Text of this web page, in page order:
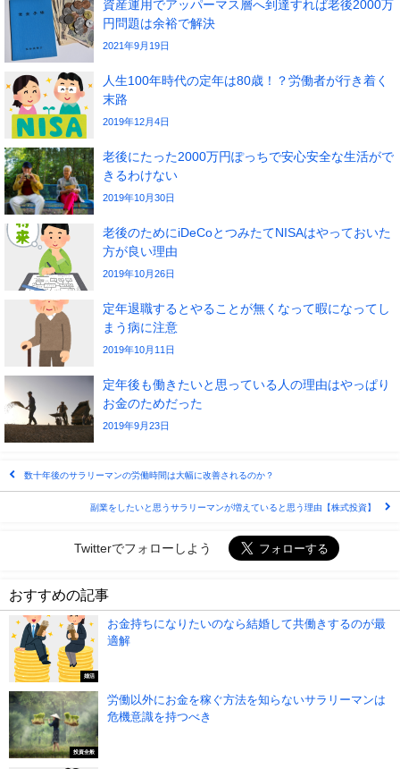
資産運用でアッパーマス層へ到達すれば老後2000万
円問題は余裕で解決
2021年9月19日
人生100年時代の定年は80歳！？労働者が行き着く
末路
2019年12月4日
老後にたった2000万円ぽっちで安心安全な生活がで
きるわけない
2019年10月30日
老後のためにiDeCoとつみたてNISAはやっておいた
方が良い理由
2019年10月26日
定年退職するとやることが無くなって暇になってし
まう病に注意
2019年10月11日
定年後も働きたいと思っている人の理由はやっぱり
お金のためだった
2019年9月23日
数十年後のサラリーマンの労働時間は大幅に改善されるのか？
副業をしたいと思うサラリーマンが増えていると思う理由【株式投資】
Twitterでフォローしよう
おすすめの記事
婚活
お金持ちになりたいのなら結婚して共働きするのが最
適解
投資全般
労働以外にお金を稼ぐ方法を知らないサラリーマンは
危機意識を持つべき